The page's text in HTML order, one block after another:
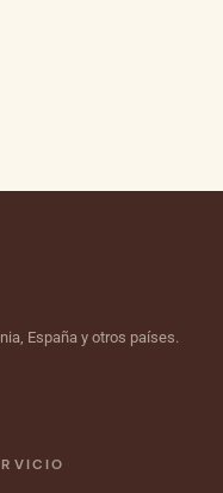
España y otros países.